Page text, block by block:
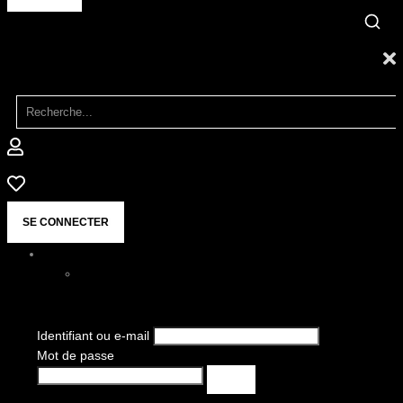
SE CONNECTER
Identifiant ou e-mail
Mot de passe